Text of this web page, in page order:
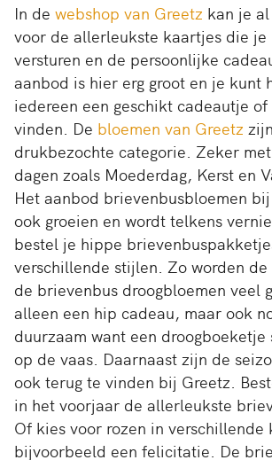
In de webshop van Greetz kan je
voor de allerleukste kaartjes die
versturen en de persoonlijke
aanbod is hier erg groot en je kunt
iedereen een geschikt cadeautje
vinden. De bloemen van Greetz
drukbezochte categorie. Zeker
dagen zoals Moederdag, Kerst en
Het aanbod brievenbusbloemen
ook groeien en wordt telkens
bestel je hippe
verschillende stijlen. Zo worden
de brievenbus droogbloemen veel
alleen een hip cadeau, maar ook
duurzaam want een droogboeketje
op de vaas. Daarnaast zijn de
ook terug te vinden bij Greetz.
in het voorjaar de allerleukste
Of kies voor rozen in verschillende
bijvoorbeeld een felicitatie. De